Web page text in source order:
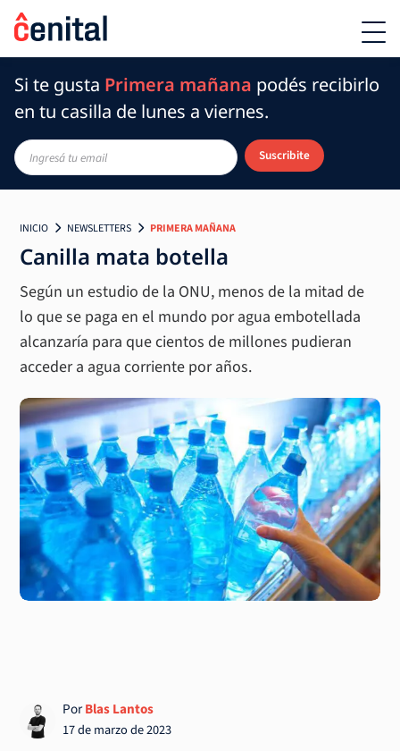
Si te gusta Primera mañana podés recibirlo
en tu casilla de lunes a viernes.
Suscribite
INICIO NEWSLETTERS PRIMERA MAÑANA
Canilla mata botella
Según un estudio de la ONU, menos de la mitad de
lo que se paga en el mundo por agua embotellada
alcanzaría para que cientos de millones pudieran
acceder a agua corriente por años.
PorBlas Lantos
17 de marzo de 2023